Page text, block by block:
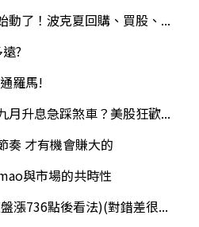
動了！波克夏回購、買股、...
?
羅馬!
月升息急踩煞車？美股狂歡...
奏 才有機會賺大的
與市場的共時性
漲736點後看法)(對錯差很...